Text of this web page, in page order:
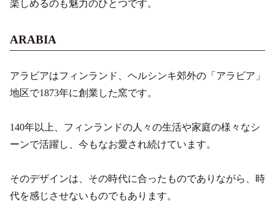
楽しめるのも魅力のひとつです。
ARABIA
アラビアはフィンランド、ヘルシンキ郊外の「アラビア」
地区で1873年に創業した窯です。
140年以上、フィンランドの人々の生活や家庭の様々なシ
ーンで活躍し、今もなお愛され続けています。
そのデザインは、その時代に合ったものでありながら、時
代を感じさせないものでもあります。